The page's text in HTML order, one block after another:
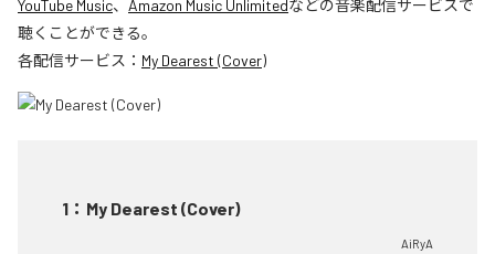
YouTube Music、 Amazon Music Unlimitedなどの音楽配信サービスで
聴くことができる。
各配信サービス： My Dearest (Cover)
1 ： My Dearest (Cover)
AiRyA